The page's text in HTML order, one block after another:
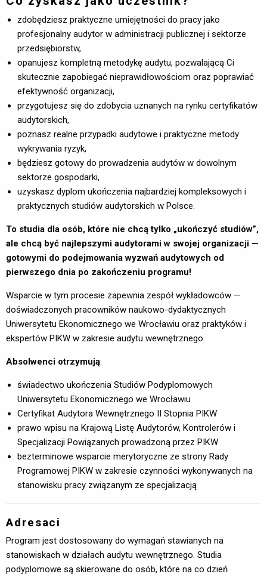
zdobędziesz praktyczne umiejętności do pracy jako
profesjonalny audytor w administracji publicznej i sektorze
przedsiębiorstw,
opanujesz kompletną metodykę audytu, pozwalającą Ci
skutecznie zapobiegać nieprawidłowościom oraz poprawiać
efektywność organizacji,
przygotujesz się do zdobycia uznanych na rynku certyfikatów
audytorskich,
poznasz realne przypadki audytowe i praktyczne metody
wykrywania ryzyk,
będziesz gotowy do prowadzenia audytów w dowolnym
sektorze gospodarki,
uzyskasz dyplom ukończenia najbardziej kompleksowych i
praktycznych studiów audytorskich w Polsce.
To studia dla osób, które nie chcą tylko „ukończyć studiów”,
ale chcą być najlepszymi audytorami w swojej organizacji —
gotowymi do podejmowania wyzwań audytowych od
pierwszego dnia po zakończeniu programu!
Wsparcie w tym procesie zapewnia zespół wykładowców —
doświadczonych pracowników naukowo-dydaktycznych
Uniwersytetu Ekonomicznego we Wrocławiu oraz praktyków i
ekspertów PIKW w zakresie audytu wewnętrznego.
Absolwenci otrzymują:
świadectwo ukończenia Studiów Podyplomowych
Uniwersytetu Ekonomicznego we Wrocławiu
Certyfikat Audytora Wewnętrznego II Stopnia PIKW
prawo wpisu na Krajową Listę Audytorów, Kontrolerów i
Specjalizacji Powiązanych prowadzoną przez PIKW
bezterminowe wsparcie merytoryczne ze strony Rady
Programowej PIKW w zakresie czynności wykonywanych na
stanowisku pracy związanym ze specjalizacją
Adresaci
Program jest dostosowany do wymagań stawianych na
stanowiskach w działach audytu wewnętrznego. Studia
podyplomowe są skierowane do osób, które na co dzień